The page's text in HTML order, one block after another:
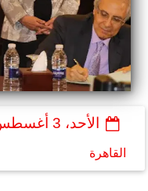
الأحد، 3 أغسطس 2025
القاهرة